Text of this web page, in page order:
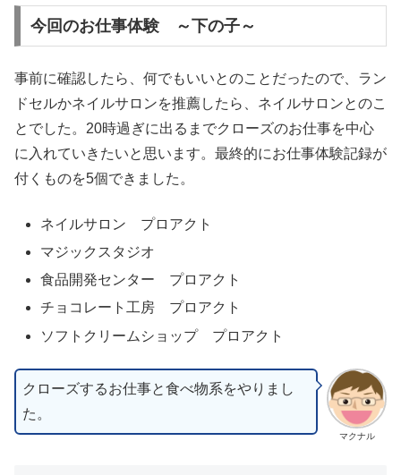
今回のお仕事体験 ～下の子～
事前に確認したら、何でもいいとのことだったので、ラン
ドセルかネイルサロンを推薦したら、ネイルサロンとのこ
とでした。20時過ぎに出るまでクローズのお仕事を中心
に入れていきたいと思います。最終的にお仕事体験記録が
付くものを5個できました。
ネイルサロン プロアクト
マジックスタジオ
食品開発センター プロアクト
チョコレート工房 プロアクト
ソフトクリームショップ プロアクト
マクナル
クローズするお仕事と食べ物系をやりまし
た。